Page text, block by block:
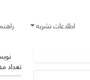
اطلاعات نشریه
تعداد